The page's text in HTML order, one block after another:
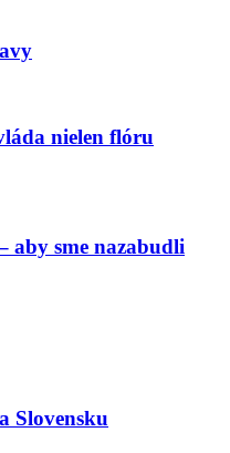
nielen flóru
aby sme nazabudli
Slovensku